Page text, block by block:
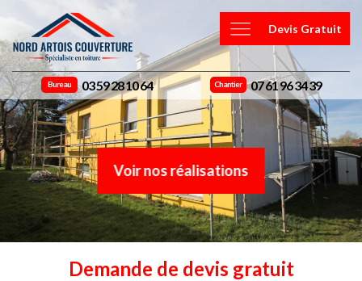
Devis Gratuit
Bureau 03 59 28 10 64 Chantier 07 61 96 34 39
Voir nos réalisations
Demande de devis gratuit